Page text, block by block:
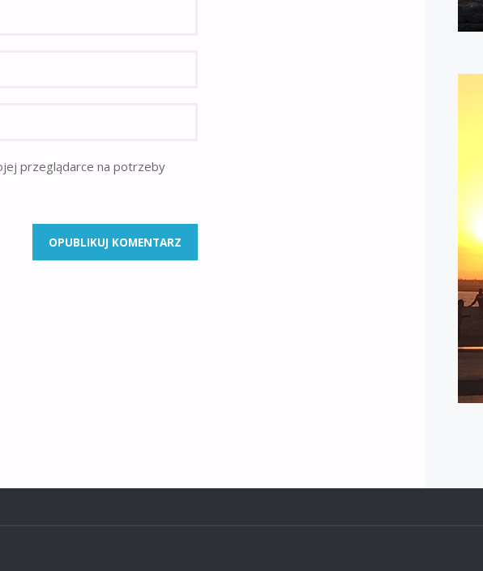
przeglądarce na potrzeby